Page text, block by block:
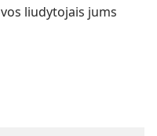
liudytojais jums